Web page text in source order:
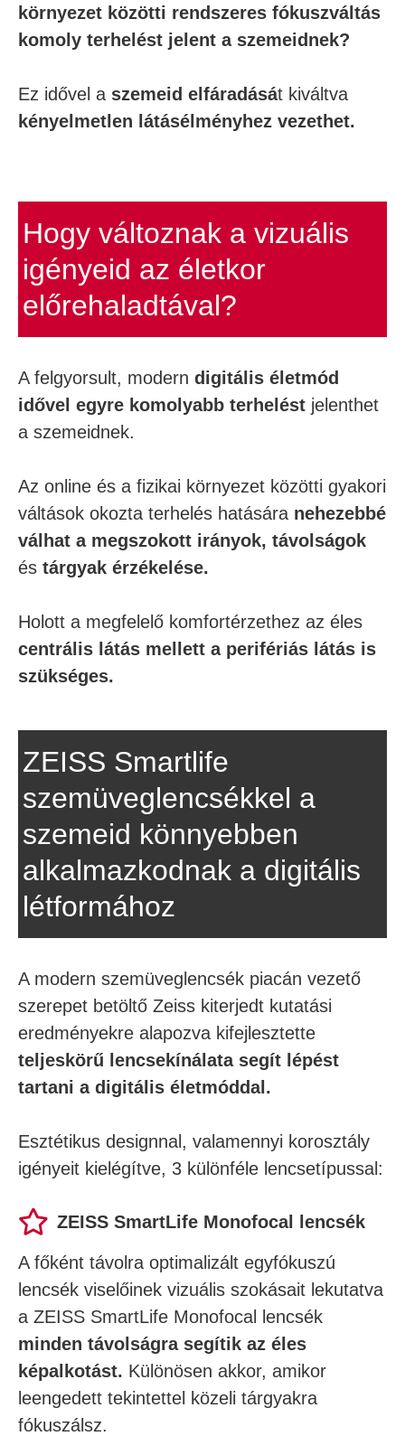
környezet közötti rendszeres fókuszváltás
komoly terhelést jelent a szemeidnek?
Ez idővel a szemeid elfáradását kiváltva
kényelmetlen látásélményhez vezethet.
Hogy változnak a vizuális
igényeid az életkor
előrehaladtával?
A felgyorsult, modern digitális életmód
idővel egyre komolyabb terhelést jelenthet
a szemeidnek.
Az online és a fizikai környezet közötti gyakori
váltások okozta terhelés hatására nehezebbé
válhat a megszokott irányok, távolságok
és tárgyak érzékelése.
Holott a megfelelő komfortérzethez az éles
centrális látás mellett a perifériás látás is
szükséges.
ZEISS Smartlife
szemüveglencsékkel a
szemeid könnyebben
alkalmazkodnak a digitális
létformához
A modern szemüveglencsék piacán vezető
szerepet betöltő Zeiss kiterjedt kutatási
eredményekre alapozva kifejlesztette
teljeskörű lencsekínálata segít lépést
tartani a digitális életmóddal.
Esztétikus designnal, valamennyi korosztály
igényeit kielégítve, 3 különféle lencsetípussal:
ZEISS SmartLife Monofocal lencsék
A főként távolra optimalizált egyfókuszú
lencsék viselőinek vizuális szokásait lekutatva
a ZEISS SmartLife Monofocal lencsék
minden távolságra segítik az éles
képalkotást. Különösen akkor, amikor
leengedett tekintettel közeli tárgyakra
fókuszálsz.